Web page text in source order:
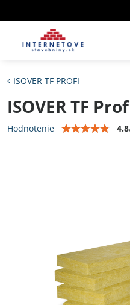
ISOVER TF PROFI
ISOVER TF
Hodnotenie 4.8